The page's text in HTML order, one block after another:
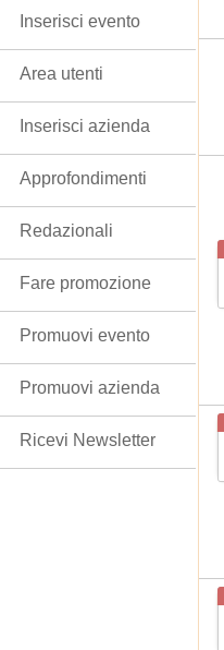
Inserisci evento
Area utenti
Inserisci azienda
Approfondimenti
Redazionali
Fare promozione
Promuovi evento
Promuovi azienda
Ricevi Newsletter